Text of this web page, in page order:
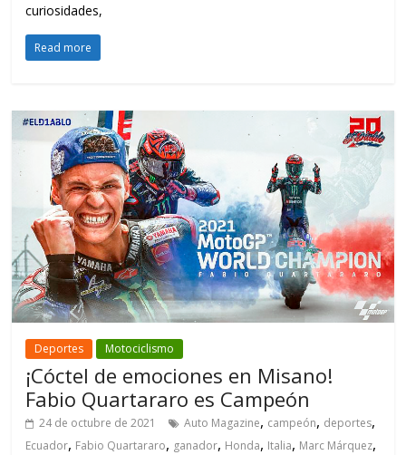
curiosidades,
Read more
Deportes Motociclismo
¡Cóctel de emociones en Misano!
Fabio Quartararo es Campeón
24 de octubre de 2021 Auto Magazine, campeón, deportes,
Ecuador, Fabio Quartararo, ganador, Honda, Italia, Marc Márquez,